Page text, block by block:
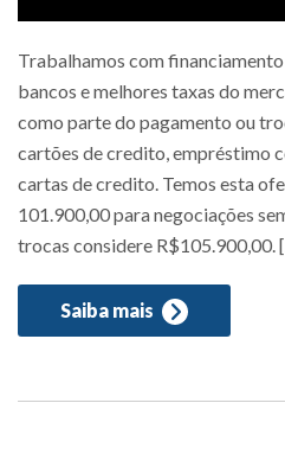
Trabalhamos com
bancos e melhores taxas do
como parte do pagamento ou
cartões de credito, empréstimo
cartas de credito. Temos esta
101.900,00 para negociações
trocas considere R$105.900,00.
Saiba mais